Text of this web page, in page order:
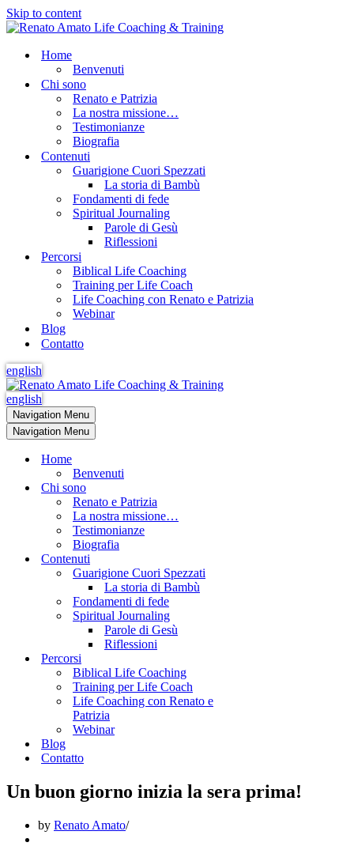
Skip to content
Home
Benvenuti
Chi sono
Renato e Patrizia
La nostra missione…
Testimonianze
Biografia
Contenuti
Guarigione Cuori Spezzati
La storia di Bambù
Fondamenti di fede
Spiritual Journaling
Parole di Gesù
Riflessioni
Percorsi
Biblical Life Coaching
Training per Life Coach
Life Coaching con Renato e Patrizia
Webinar
Blog
Contatto
english
english
Navigation Menu
Navigation Menu
Home
Benvenuti
Chi sono
Renato e Patrizia
La nostra missione…
Testimonianze
Biografia
Contenuti
Guarigione Cuori Spezzati
La storia di Bambù
Fondamenti di fede
Spiritual Journaling
Parole di Gesù
Riflessioni
Percorsi
Biblical Life Coaching
Training per Life Coach
Life Coaching con Renato e
Patrizia
Webinar
Blog
Contatto
Un buon giorno inizia la sera prima!
by Renato Amato